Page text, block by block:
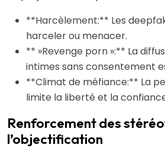
**Harcèlement:** Les
harceler ou menacer.
** »Revenge porn »:** La
intimes sans consentement
**Climat de méfiance:** La
limite la liberté et la
Renforcement des
l’objectification